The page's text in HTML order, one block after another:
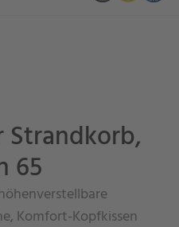
Strandkorb,
65
Komfort-Kopfkissen